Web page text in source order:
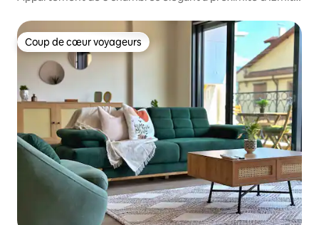
Coup de cœur voyageurs
Coup de cœur voyageurs